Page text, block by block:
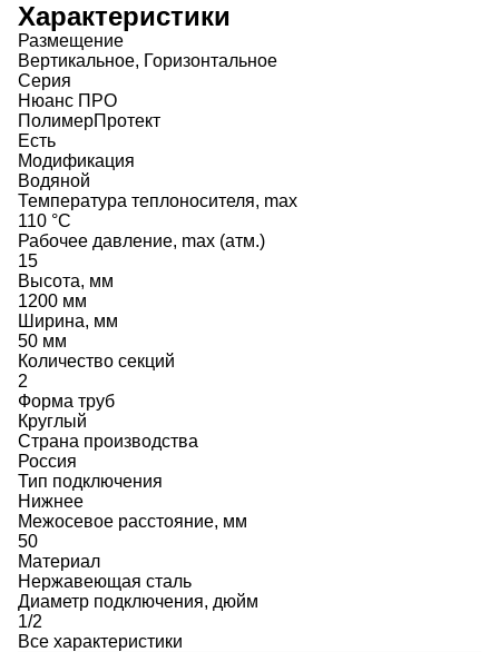
Характеристики
Размещение
Вертикальное, Горизонтальное
Серия
Нюанс ПРО
ПолимерПротект
Есть
Модификация
Водяной
Температура теплоносителя, max
110 °C
Рабочее давление, max (атм.)
15
Высота, мм
1200 мм
Ширина, мм
50 мм
Количество секций
2
Форма труб
Круглый
Страна производства
Россия
Тип подключения
Нижнее
Межосевое расстояние, мм
50
Материал
Нержавеющая сталь
Диаметр подключения, дюйм
1/2
Все характеристики